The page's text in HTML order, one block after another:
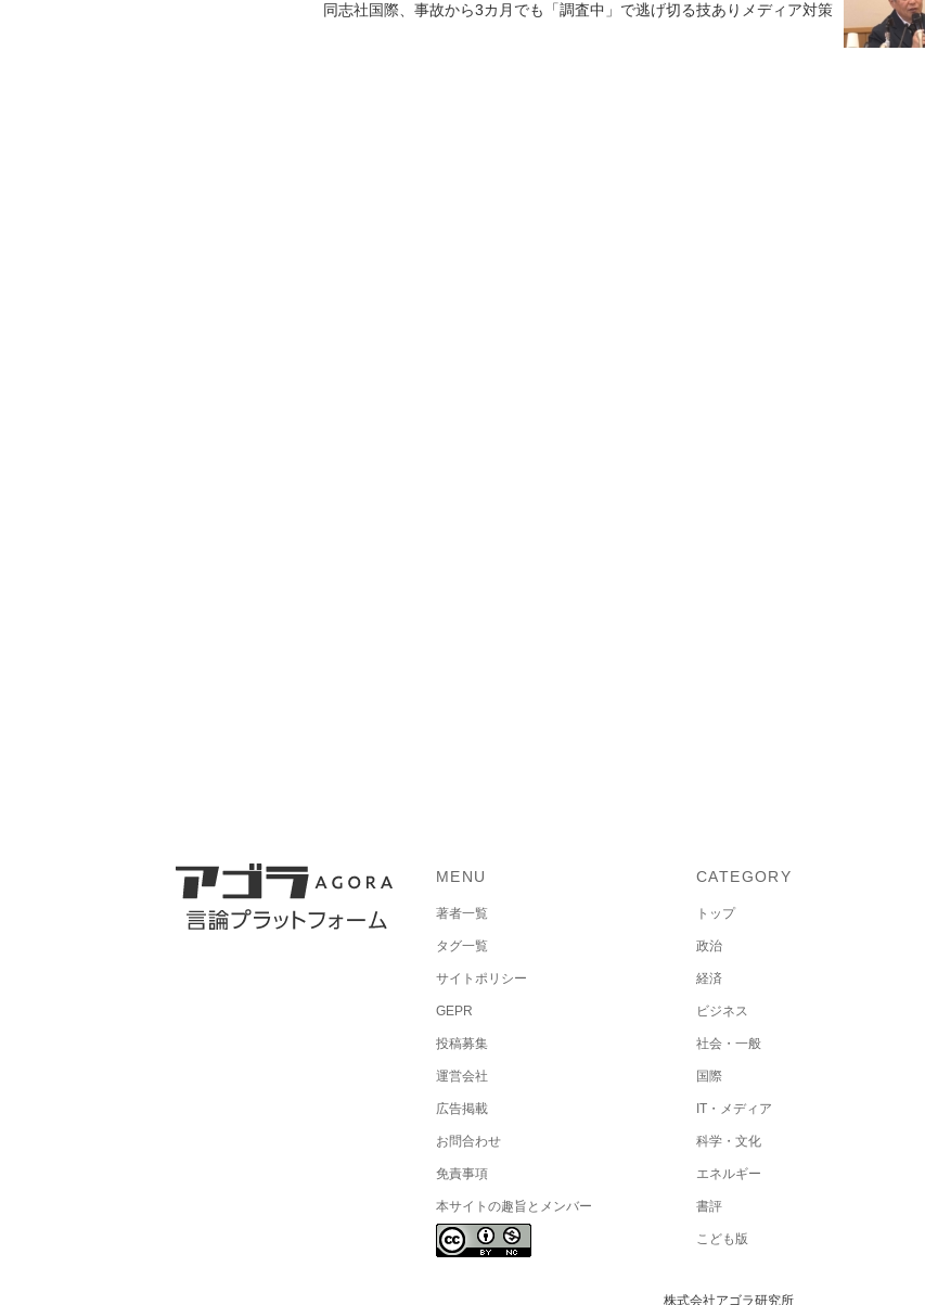
同志社国際、事故から3カ月でも「調査中」で逃げ切る技ありメディア対策
MENU
著者一覧
タグ一覧
サイトポリシー
GEPR
投稿募集
運営会社
広告掲載
お問合わせ
免責事項
本サイトの趣旨とメンバー
CATEGORY
トップ
政治
経済
ビジネス
社会・一般
国際
IT・メディア
科学・文化
エネルギー
書評
こども版
株式会社アゴラ研究所